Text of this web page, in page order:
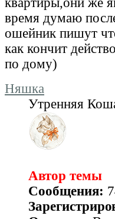
время думаю
ошейник пишут
как кончит
по дому)
Няшка
Утренняя
Автор темы
Сообщения: